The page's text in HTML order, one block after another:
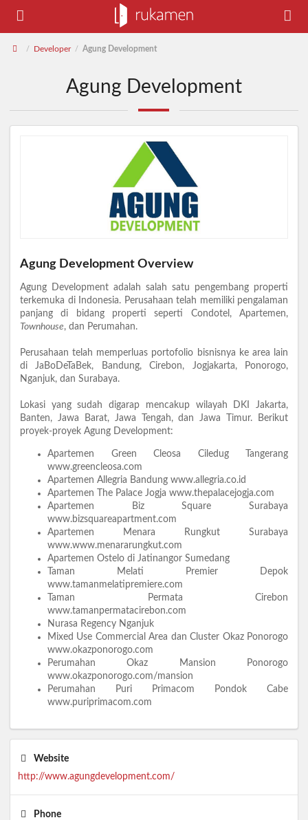
/ Developer / Agung Development
Agung Development
Agung Development Overview
Agung Development adalah salah satu pengembang properti
terkemuka di Indonesia. Perusahaan telah memiliki pengalaman
panjang di bidang properti seperti Condotel, Apartemen,
Townhouse, dan Perumahan.
Perusahaan telah memperluas portofolio bisnisnya ke area lain
di JaBoDeTaBek, Bandung, Cirebon, Jogjakarta, Ponorogo,
Nganjuk, dan Surabaya.
Lokasi yang sudah digarap mencakup wilayah DKI Jakarta,
Banten, Jawa Barat, Jawa Tengah, dan Jawa Timur. Berikut
proyek-proyek Agung Development:
Apartemen Green Cleosa Ciledug Tangerang
www.greencleosa.com
Apartemen Allegria Bandung www.allegria.co.id
Apartemen The Palace Jogja www.thepalacejogja.com
Apartemen Biz Square Surabaya
www.bizsquareapartment.com
Apartemen Menara Rungkut Surabaya
www.www.menararungkut.com
Apartemen Ostelo di Jatinangor Sumedang
Taman Melati Premier Depok
www.tamanmelatipremiere.com
Taman Permata Cirebon
www.tamanpermatacirebon.com
Nurasa Regency Nganjuk
Mixed Use Commercial Area dan Cluster Okaz Ponorogo
www.okazponorogo.com
Perumahan Okaz Mansion Ponorogo
www.okazponorogo.com/mansion
Perumahan Puri Primacom Pondok Cabe
www.puriprimacom.com
Website
http://www.agungdevelopment.com/
Phone